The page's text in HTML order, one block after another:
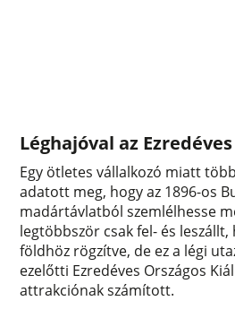
Léghajóval az
Egy ötletes vállalkozó miatt
adatott meg, hogy az 1896-os
madártávlatból szemlélhesse
legtöbbször csak fel- és
földhöz rögzítve, de ez a légi
ezelőtti Ezredéves Országos
attrakciónak számított.